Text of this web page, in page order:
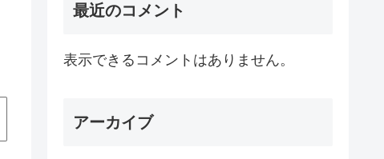
最近のコメント
表示できるコメントはありません。
アーカイブ